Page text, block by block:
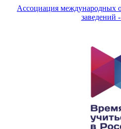
Ассоциац​ия международных